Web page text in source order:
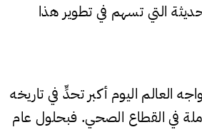
التي تسهم في تطوير هذا
العالم اليوم أكبر تحدٍّ في تاريخه
في القطاع الصحي. فبحلول عام